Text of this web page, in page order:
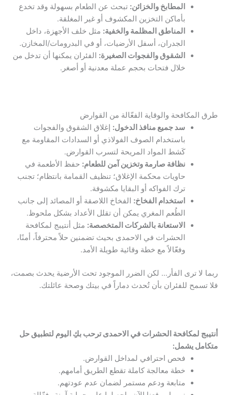
المطابخ والخزائن: تبحث عن الطعام بسهولة وقد تخدع
بأماكن التخزين المكشوف أو غير المغلقة.
المناطق المظلمة والخفية: مثل خلف الأجهزة، داخل
الجدران، أسفل الأرضيات، أو في البدرومات/المخازن.
الشقوق والفجوات الصغيرة: الفئران يمكنها أن تدخل من
خلال فتحات بحجم عملة معدنية أو أصغر.
طرق المكافحة والوقاية الفعّالة من القوارض
سد جميع منافذ الدخول: إغلاق الشقوق والفجوات
باستخدام الصوف الفولاذي أو السدادات المقاومة مع
كَشط المواد المريحة لتسرب القوارض.
نظافة صارمة وتخزين آمن للطعام: حفظ الأطعمة في
حاويات محكمة الإغلاق؛ تنظيف القمامة بانتظام؛ تجنب
ترك الفواكه أو البقايا مكشوفة.
استخدام الفخاخ: الفخاخ اللاصقة أو المصائد إلى جانب
الطُعم المغري يمكن أن تقلل الأعداد بشكل ملحوظ.
الاستعانة بالشركات المتخصصة: مثل أنتيبج لمكافحة
الحشرات في الاحمدى بحيث تضمنين حلاً محترفاً، أمنًا،
وفعّالاً مع خطة وقائية طويلة الأمد.
ربما لا ترى الفأر… لكن الضرر الموجود تحت الأرضية يحدث بصمت،
فلا تسمح للفئران بأن تُحدث دماراً في بيتك وصحة عائلتك.
أنتيبج لمكافحة الحشرات في الاحمدى ترحب بكِ اليوم لتطبيق حل
متكامل يشمل:
فحص احترافي لمداخل القوارض.
خطة معالجة كاملة تقطع الطريق أمامهم.
متابعة ودعم مستمر لضمان عدم عودتهم.